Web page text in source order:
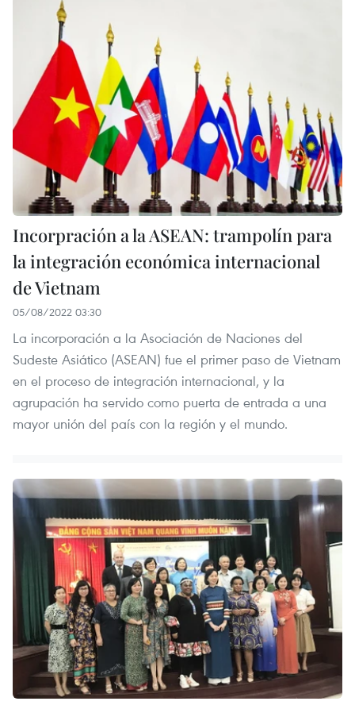
Incorpración a la ASEAN: trampolín para
la integración económica internacional
de Vietnam
05/08/2022 03:30
La incorporación a la Asociación de Naciones del
Sudeste Asiático (ASEAN) fue el primer paso de Vietnam
en el proceso de integración internacional, y la
agrupación ha servido como puerta de entrada a una
mayor unión del país con la región y el mundo.